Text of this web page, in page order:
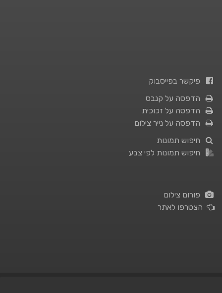
פיקשר בפייסבוק
הדפסה על קנבס
הדפסה על זכוכית
הדפסה על נייר צילום
חיפוש תמונות
חיפוש תמונות לפי צבע
פורום צילום
הצטרפו לאתר